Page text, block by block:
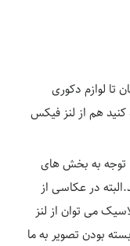
تا لوازم دکوری
کنید هم از لنز فیکس
توجه به بخش های
در عکاسی از
می توان از لنز
بودن تصویر به ما